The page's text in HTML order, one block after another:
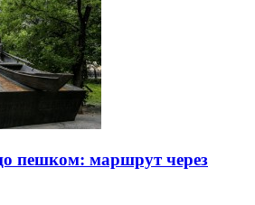
пешком: маршрут через